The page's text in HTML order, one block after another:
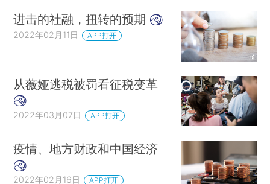
进击的社融，扭转的预期
2022年02月11日 APP打开
从薇娅逃税被罚看征税变革
2022年03月07日 APP打开
疫情、地方财政和中国经济
2022年02月16日 APP打开